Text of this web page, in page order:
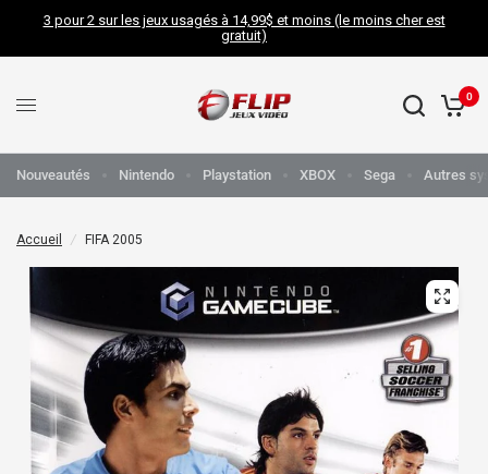
3 pour 2 sur les jeux usagés à 14,99$ et moins (le moins cher est
gratuit)
0
Nouveautés Nintendo Playstation XBOX Sega Autres
Accueil / FIFA 2005